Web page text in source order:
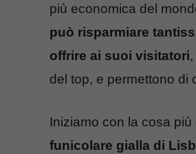
più economica del
può risparmiare
offrire ai suoi visitatori
del top, e permettono di
Iniziamo con la cosa
funicolare gialla di